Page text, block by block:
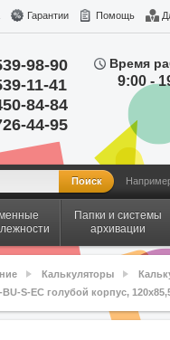
Гарантии Помощь
98-90
11-41
84-84
44-95
Время
9:00 -
Папки и системы
архивации
Калькуляторы
S-EC голубой корпус,